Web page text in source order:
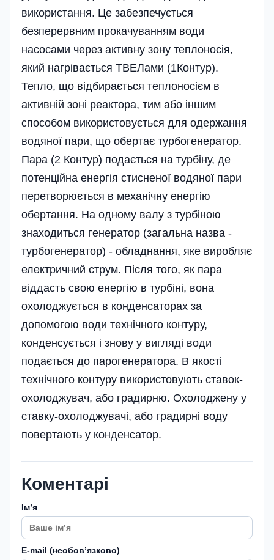
використання. Це забезпечується
безперервним прокачуванням води
насосами через активну зону теплоносія,
який нагрівається ТВЕЛами (1Контур).
Тепло, що відбирається теплоносієм в
активній зоні реактора, тим або іншим
способом використовується для одержання
водяної пари, що обертає турбогенератор.
Пара (2 Контур) подається на турбіну, де
потенційна енергія стисненої водяної пари
перетворюється в механічну енергію
обертання. На одному валу з турбіною
знаходиться генератор (загальна назва -
турбогенератор) - обладнання, яке виробляє
електричний струм. Після того, як пара
віддасть свою енергію в турбіні, вона
охолоджується в конденсаторах за
допомогою води технічного контуру,
конденсується і знову у вигляді води
подається до парогенератора. В якості
технічного контуру використовують ставок-
охолоджувач, або градирню. Охолоджену у
ставку-охолоджувачі, або градирні воду
повертають у конденсатор.
Коментарі
Імʼя
E-mail (необовʼязково)